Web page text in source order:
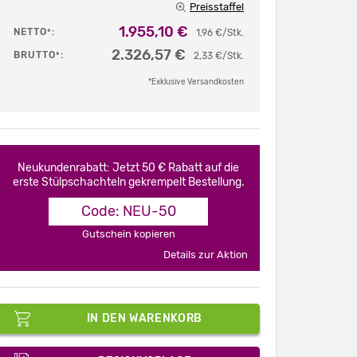
Preisstaffel
NETTO*: 1,96 €/Stk.
1.955,10 €
BRUTTO*: 2,33 €/Stk.
2.326,57 €
*Exklusive Versandkosten
Neukundenrabatt: Jetzt 50 € Rabatt auf die
erste Stülpschachteln gekrempelt Bestellung.
Code: NEU-50
Gutschein kopieren
Details zur Aktion
IN DEN WARENKORB